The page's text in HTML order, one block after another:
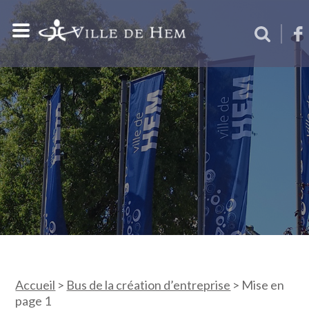
Accueil > Bus de la création d’entreprise > Mise en
page 1